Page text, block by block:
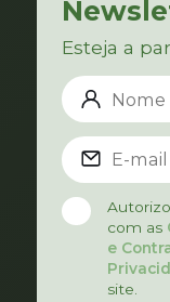
Esteja a
com as
e
site.